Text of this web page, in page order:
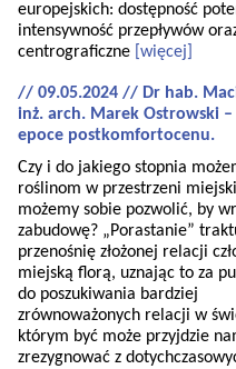
europejskich: dostępność
intensywność przepływów
centrograficzne [więcej]
// 09.05.2024 // Dr hab.
inż. arch. Marek Ostrowski
epoce postkomfortocenu.
Czy i do jakiego stopnia
roślinom w przestrzeni
możemy sobie pozwolić, by
zabudowę? „Porastanie”
przenośnię złożonej relacji
miejską florą, uznając to za
do poszukiwania bardziej
zrównoważonych relacji w
którym być może przyjdzie
zrezygnować z